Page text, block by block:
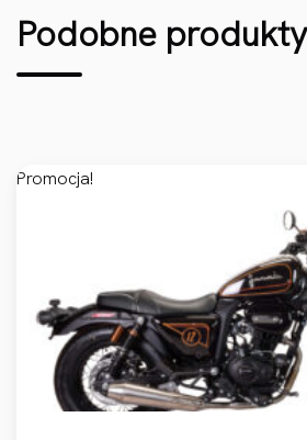
Podobne produkty
Promocja!